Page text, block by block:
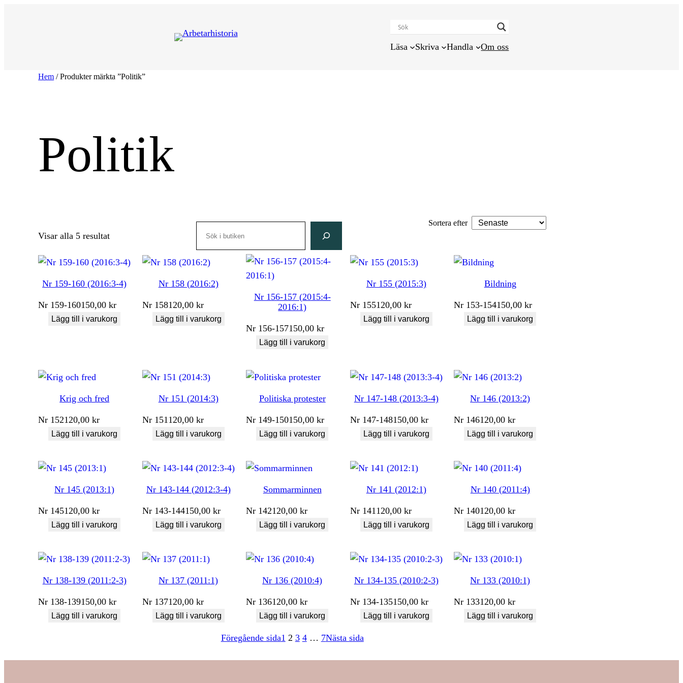
Läsa Skriva Handla Om oss
Hem / Produkter märkta ”Politik”
Politik
Visar alla 5 resultatSortera
senaste
Sortera efter
Nr 159-160 (2016:3-4)
Nr 159-160150,00kr
Lägg till i varukorg
Nr 158 (2016:2)
Nr 158120,00 kr
Lägg till i varukorg
Nr 156-157 (2015:4-
2016:1)
Nr 156-157150,00kr
Lägg till i varukorg
Nr 155 (2015:3)
Nr 155120,00 kr
Lägg till i varukorg
Bildning
Nr 153-154150,00kr
Lägg till i varukorg
Krig och fred
Nr 152120,00kr
Lägg till i varukorg
Nr 151 (2014:3)
Nr 151 120,00 kr
Lägg till i varukorg
Politiska protester
Nr 149-150150,00kr
Lägg till i varukorg
Nr 147-148 (2013:3-4)
Nr 147-148150,00 kr
Lägg till i varukorg
Nr 146 (2013:2)
Nr 146120,00kr
Lägg till i varukorg
Nr 145 (2013:1)
Nr 145120,00kr
Lägg till i varukorg
Nr 143-144 (2012:3-4)
Nr 143-144150,00 kr
Lägg till i varukorg
Sommarminnen
Nr 142120,00kr
Lägg till i varukorg
Nr 141 (2012:1)
Nr 141 120,00 kr
Lägg till i varukorg
Nr 140 (2011:4)
Nr 140120,00kr
Lägg till i varukorg
Nr 138-139 (2011:2-3)
Nr 138-139150,00kr
Lägg till i varukorg
Nr 137 (2011:1)
Nr 137120,00 kr
Lägg till i varukorg
Nr 136 (2010:4)
Nr 136120,00kr
Lägg till i varukorg
Nr 134-135 (2010:2-3)
Nr 134-135150,00 kr
Lägg till i varukorg
Nr 133 (2010:1)
Nr 133120,00kr
Lägg till i varukorg
Föregående sida1 2 3 4 … 7Nästa sida